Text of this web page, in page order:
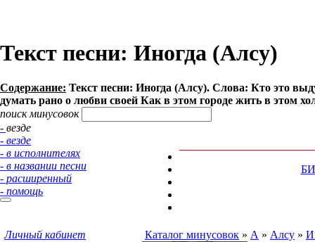
Текст песни: Иногда (Алсу)
Содержание: Текст песни: Иногда (Алсу). Слова: Кто это
думать рано о любви своей Как в этом городе жить в этом
поиск минусовок
- везде
- везде
- в исполнителях
- в названии песни
- расширенный
- помощь
Личный кабинет Каталог минусовок » А » Алсу »